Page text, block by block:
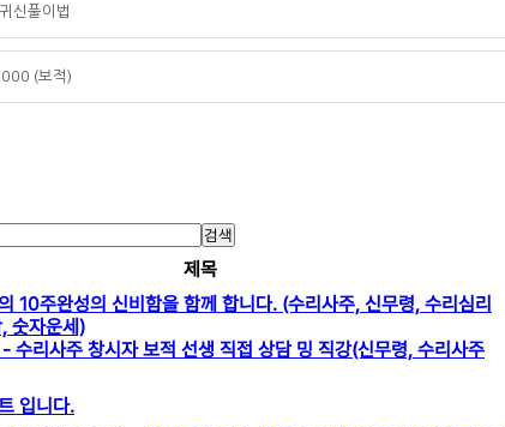
신풀이법
(보적)
검색
제목
10주완성의 신비함을 함께 합니다. (수리사주, 신무령, 수리심리
숫자운세)
수리사주 창시자 보적 선생 직접 상담 밍 직강(신무령, 수리사주
입니다.